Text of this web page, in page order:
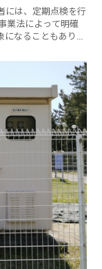
には、定期点検を行
業法によって明確
なることもありま